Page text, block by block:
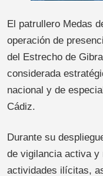
El patrullero Medas
operación de
del Estrecho de
considerada
nacional y de
Cádiz.
Durante su
de vigilancia activa y
actividades ilícitas,